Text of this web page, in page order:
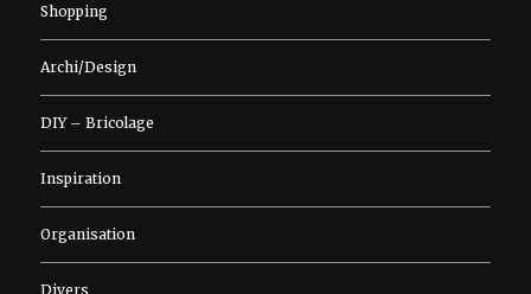
Shopping
Archi/Design
DIY – Bricolage
Inspiration
Organisation
Divers